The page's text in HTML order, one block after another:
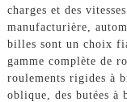
charges et des
manufacturière,
billes sont un choix
gamme complète de
roulements rigides à
oblique, des butées à